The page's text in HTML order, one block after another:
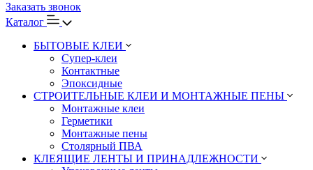
Заказать звонок
Каталог
БЫТОВЫЕ КЛЕИ
Супер-клеи
Контактные
Эпоксидные
СТРОИТЕЛЬНЫЕ КЛЕИ И МОНТАЖНЫЕ ПЕНЫ
Монтажные клеи
Герметики
Монтажные пены
Столярный ПВА
КЛЕЯЩИЕ ЛЕНТЫ И ПРИНАДЛЕЖНОСТИ